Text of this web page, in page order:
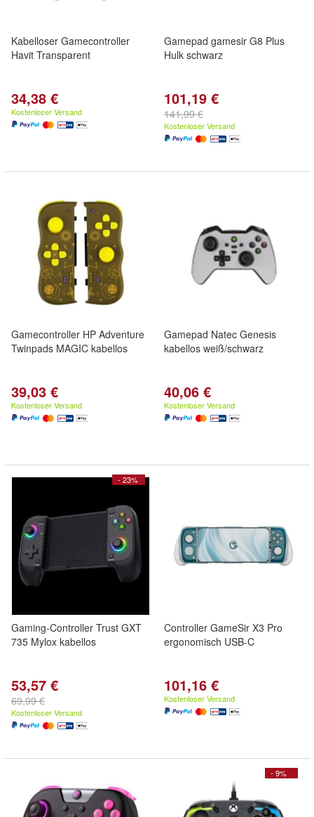
Kabelloser Gamecontroller
Havit Transparent
34,38 €
Kostenloser Versand
Gamepad gamesir G8 Plus
Hulk schwarz
101,19 €
141,99 €
Kostenloser Versand
Gamecontroller HP Adventure
Twinpads MAGIC kabellos
39,03 €
Kostenloser Versand
Gamepad Natec Genesis
kabellos weiß/schwarz
40,06 €
Kostenloser Versand
- 23%
Gaming-Controller Trust GXT
735 Mylox kabellos
53,57 €
69,99 €
Kostenloser Versand
Controller GameSir X3 Pro
ergonomisch USB-C
101,16 €
Kostenloser Versand
- 9%